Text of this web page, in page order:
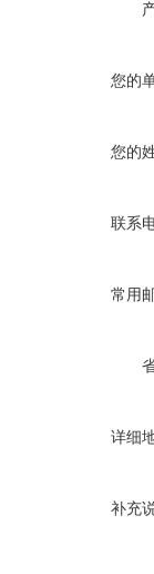
您的
您的
联系
常用
详细
补充